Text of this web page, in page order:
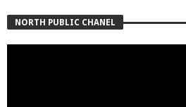
NORTH PUBLIC CHANEL